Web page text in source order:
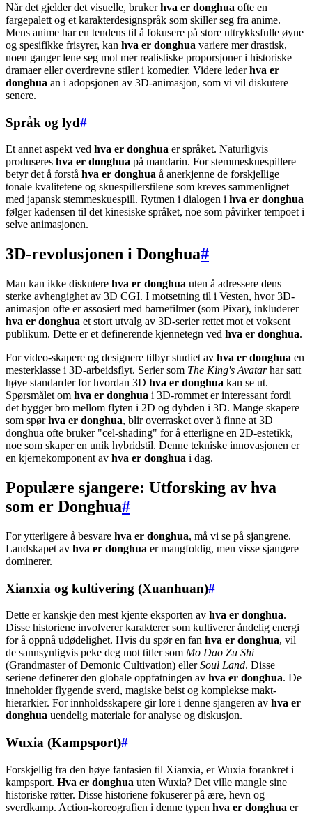
Når det gjelder det visuelle, brukerhva er donghua ofte en
fargepalett og et karakterdesignspråk som skiller seg fra anime.
Mens anime har en tendens til å fokusere på store uttrykksfulle øyne
og spesifikke frisyrer, kan hva er donghua variere mer drastisk,
noen ganger lene seg mot mer realistiske proporsjoner i historiske
dramaer eller overdrevne stiler i komedier. Videre lederhva er
donghua an i adopsjonen av 3D-animasjon, som vi vil diskutere
senere.
Språk og lyd#
Et annet aspekt ved hva er donghua er språket. Naturligvis
produseres hva er donghua på mandarin. For stemmeskuespillere
betyr det å forstå hva er donghua å anerkjenne de forskjellige
tonale kvalitetene og skuespillerstilene som kreves sammenlignet
med japansk stemmeskuespill. Rytmen i dialogen i hva er donghua
følger kadensen til det kinesiske språket, noe som påvirker tempoet i
selve animasjonen.
3D-revolusjonen i Donghua#
Man kan ikke diskutere hva er donghua uten å adressere dens
sterke avhengighet av 3D CGI. I motsetning til i Vesten, hvor 3D-
animasjon ofte er assosiert med barnefilmer (som Pixar), inkluderer
hva er donghua et stort utvalg av 3D-serier rettet mot et voksent
publikum. Dette er et definerende kjennetegn ved hva er donghua.
For video-skapere og designere tilbyr studiet av hva er donghua en
mesterklasse i 3D-arbeidsflyt. Serier som The King's Avatarhar satt
høye standarder for hvordan 3D hva er donghua kan se ut.
Spørsmålet om hva er donghua i 3D-rommet er interessant fordi
det bygger bro mellom flyten i 2D og dybden i 3D. Mange skapere
som spørhva er donghua, blir overrasket over å finne at 3D
donghua ofte bruker "cel-shading" for å etterligne en 2D-estetikk,
noe som skaper en unik hybridstil. Denne tekniske innovasjonen er
en kjernekomponent av hva er donghua i dag.
Populære sjangere: Utforsking av hva
som er Donghua#
For ytterligere å besvare hva er donghua, må vi se på sjangrene.
Landskapet av hva er donghua er mangfoldig, men visse sjangere
dominerer.
Xianxia og kultivering (Xuanhuan)#
Dette er kanskje den mest kjente eksporten av hva er donghua.
Disse historiene involverer karakterer som kultiverer åndelig energi
for å oppnå udødelighet. Hvis du spør en fan hva er donghua, vil
de sannsynligvis peke deg mot titler som Mo Dao Zu Shi
(Grandmaster of Demonic Cultivation) ellerSoul Land. Disse
seriene definerer den globale oppfatningen av hva er donghua. De
inneholder flygende sverd, magiske beist og komplekse makt-
hierarkier. For innholdsskapere gir lore i denne sjangeren av hva er
donghua uendelig materiale for analyse og diskusjon.
Wuxia (Kampsport)#
Forskjellig fra den høye fantasien til Xianxia, er Wuxia forankret i
kampsport. Hva er donghua uten Wuxia? Det ville mangle sine
historiske røtter. Disse historiene fokuserer på ære, hevn og
sverdkamp. Action-koreografien i denne typen hva er donghua er